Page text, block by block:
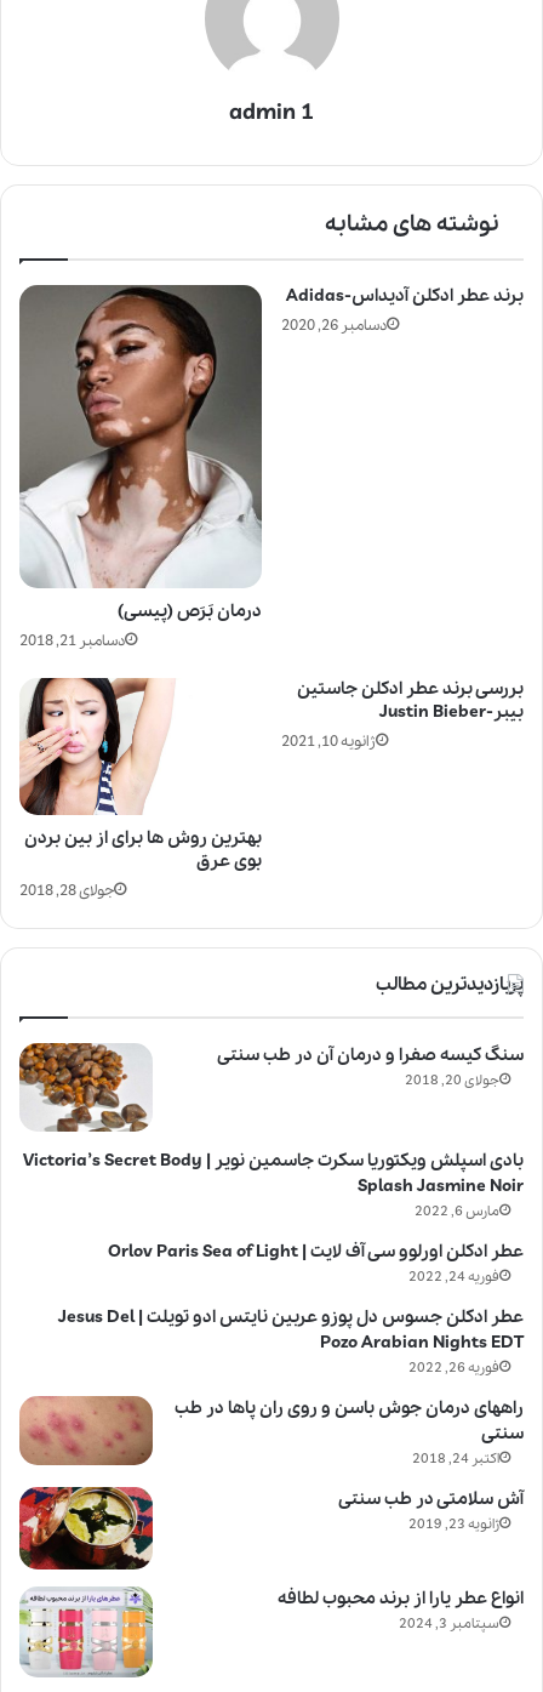
admin 1
نوشته های مشابه
درمان بَرَص (پیسی)
دسامبر 21, 2018
برند عطر ادکلن آدیداس-Adidas
دسامبر 26, 2020
بهترین روش ها برای از بین بردن
بوی عرق
جولای 28, 2018
بررسی برند عطر ادکلن جاستین
بیبر-Justin Bieber
ژانویه 10, 2021
پربازدیدترین مطالب
سنگ کیسه صفرا و درمان آن در طب سنتی
جولای 20, 2018
بادی اسپلش ویکتوریا سکرت جاسمین نویر | Victoria’s Secret Body
Splash Jasmine Noir
مارس 6, 2022
عطر ادکلن اورلوو سی آف لایت | Orlov Paris Sea of Light
فوریه 24, 2022
عطر ادکلن جسوس دل پوزو عربین نایتس ادو تویلت | Jesus Del
Pozo Arabian Nights EDT
فوریه 26, 2022
راههای درمان جوش باسن و روی ران پاها در طب
سنتی
اکتبر 24, 2018
آش سلامتی در طب سنتی
ژانویه 23, 2019
انواع عطر یارا از برند محبوب لطافه
سپتامبر 3, 2024